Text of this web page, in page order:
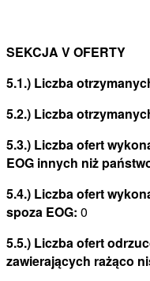
SEKCJA V OFERTY
5.1.) Liczba
5.2.) Liczba
5.3.) Liczba ofert
EOG innych niż
5.4.) Liczba ofert
spoza EOG: 0
5.5.) Liczba ofert
zawierających rażąco